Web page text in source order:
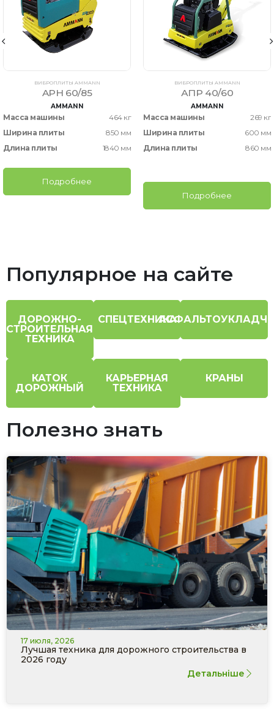
ВИБРОПЛИТЫ AMMANN
APH 60/85
AMMANN
Масса машины
464 кг
Ширина плиты
850 мм
Длина плиты
1840 мм
Подробнее
ВИБРОПЛИТЫ AMMANN
АПР 40/60
AMMANN
Масса машины
269 кг
Ширина плиты
600 мм
Длина плиты
860 мм
Подробнее
Популярное на сайте
ДОРОЖНО-
СТРОИТЕЛЬНАЯ
ТЕХНИКА
СПЕЦТЕХНИКА
КАТОК
ДОРОЖНЫЙ
КАРЬЕРНАЯ
ТЕХНИКА
КРАНЫ
Полезно знать
17 июля, 2026
Лучшая техника для дорожного строительства в
2026 году
Детальніше